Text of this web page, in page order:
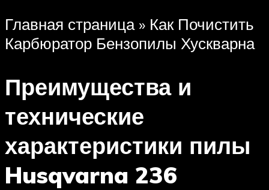
Главная страница » Как Почистить
Карбюратор Бензопилы Хускварна
Преимущества и
технические
характеристики пилы
Husqvarna 236